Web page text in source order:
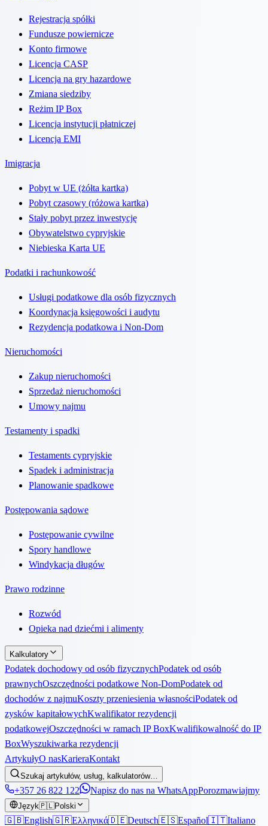
Rejestracja spółki
Fundusze powiernicze
Konto firmowe
Licencja CASP
Licencja na gry hazardowe
Zmiana siedziby
Reżim IP Box
Licencja instytucji płatniczej
Licencja EMI
Imigracja
Pobyt w UE (żółta kartka)
Pobyt czasowy (różowa kartka)
Stały pobyt przez inwestycję
Obywatelstwo cypryjskie
Niebieska Karta UE
Podatki i rachunkowość
Usługi podatkowe dla osób fizycznych
Koordynacja księgowości i audytu
Rezydencja podatkowa i Non-Dom
Nieruchomości
Zakup nieruchomości
Sprzedaż nieruchomości
Umowy najmu
Testamenty i spadki
Testaments cypryjskie
Spadek i administracja
Planowanie spadkowe
Postępowania sądowe
Postępowanie cywilne
Spory handlowe
Windykacja długów
Prawo rodzinne
Rozwód
Opieka nad dziećmi i alimenty
Kalkulatory
Podatek dochodowy od osób fizycznychPodatek od osób
prawnychOszczędności podatkowe Non-DomPodatek od
dochodów z najmuKoszty przeniesienia własnościPodatek od
zysków kapitałowychKwalifikator rezydencji
podatkowejOszczędności w ramach IP BoxKwalifikowalność do IP
BoxWyszukiwarka rezydencji
ArtykułyO nasKarieraKontakt
Szukaj artykułów, usług, kalkulatorów…
+357 26 822 122 Napisz do nas na WhatsAppPorozmawiajmy
Język🇵🇱Polski
🇬🇧English🇬🇷Ελληνικά🇩🇪Deutsch🇪🇸Español🇮🇹Italiano